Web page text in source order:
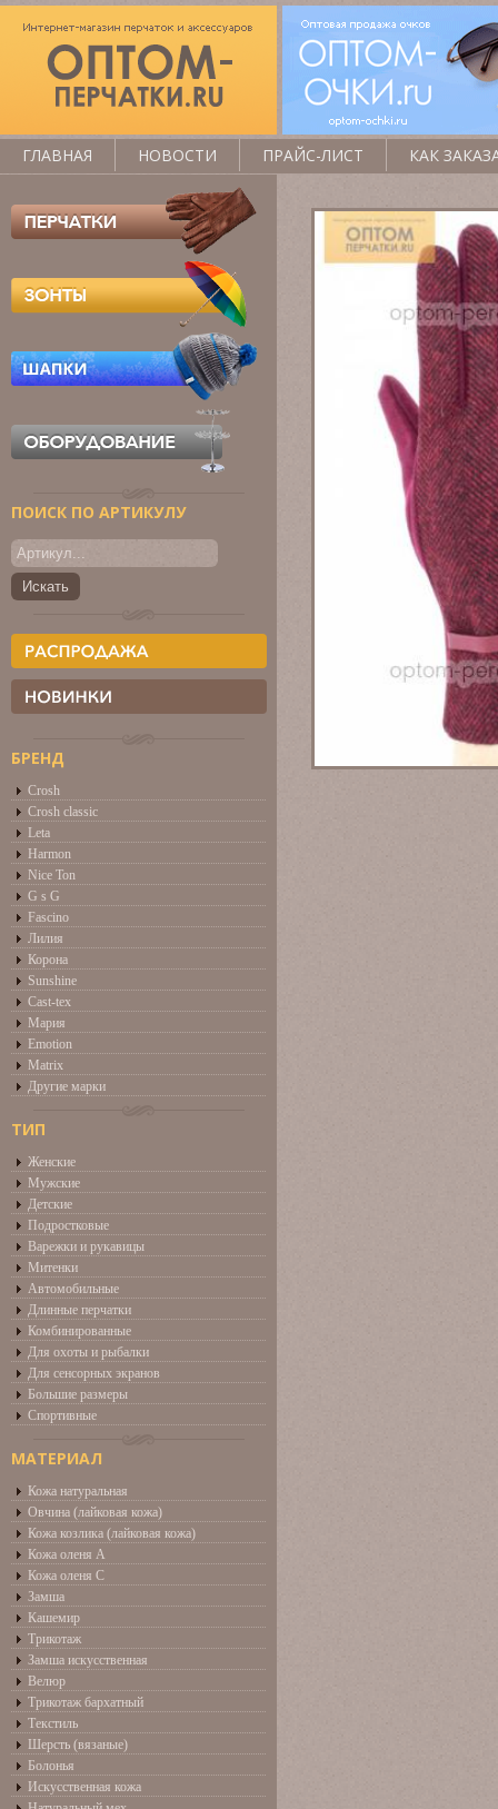
ПОИСК ПО АРТИКУЛУ
БРЕНД
Crosh
Crosh classic
Leta
Harmon
Nice Ton
G s G
Fascino
Лилия
Корона
Sunshine
Cast-tex
Мария
Emotion
Matrix
Другие марки
ТИП
Женские
Мужские
Детские
Подростковые
Варежки и рукавицы
Митенки
Автомобильные
Длинные перчатки
Комбинированные
Для охоты и рыбалки
Для сенсорных экранов
Большие размеры
Спортивные
МАТЕРИАЛ
Кожа натуральная
Овчина (лайковая кожа)
Кожа козлика (лайковая кожа)
Кожа оленя А
Кожа оленя С
Замша
Кашемир
Трикотаж
Замша искусственная
Велюр
Трикотаж бархатный
Текстиль
Шерсть (вязаные)
Болонья
Искусственная кожа
ГЛАВНАЯ НОВОСТИ ПРАЙС-ЛИСТ КАК